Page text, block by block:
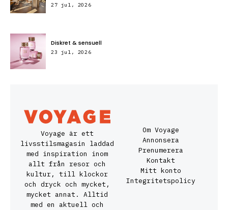
27 jul, 2026
Diskret & sensuell
23 jul, 2026
Voyage är ett
livsstilsmagasin laddad
med inspiration inom
allt från resor och
kultur, till klockor
och dryck och mycket,
mycket annat. Alltid
med en aktuell och
Om Voyage
Annonsera
Prenumerera
Kontakt
Mitt konto
Integritetspolicy